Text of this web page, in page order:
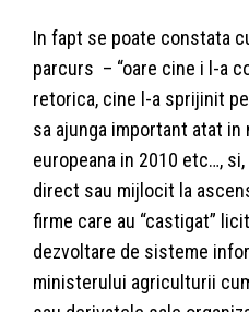
In fapt se poate constata
parcurs – “oare cine i l-a
retorica, cine l-a sprijinit
sa ajunga important atat
europeana in 2010 etc…,
direct sau mijlocit la
firme care au “castigat”
dezvoltare de sisteme
ministerului agriculturii